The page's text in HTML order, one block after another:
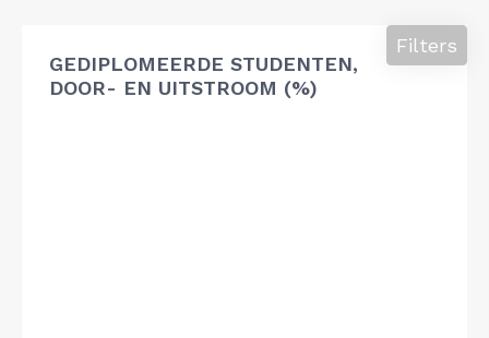
GEDIPLOMEERDE STUDENTEN,
DOOR- EN UITSTROOM (%)
Filters